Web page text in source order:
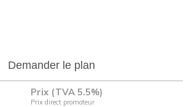
Demander le plan
Prix (TVA 5.5%)
Prix direct promoteur